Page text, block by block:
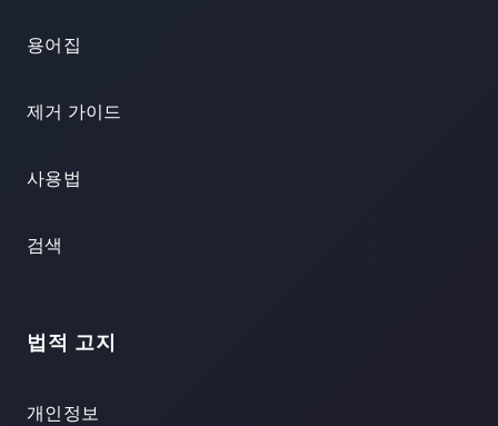
용어집
제거 가이드
사용법
검색
법적 고지
개인정보